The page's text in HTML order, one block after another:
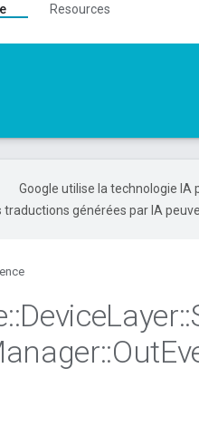
Resources
Google utilise la technologie
traductions générées par IA
::DeviceLayer::
::Out